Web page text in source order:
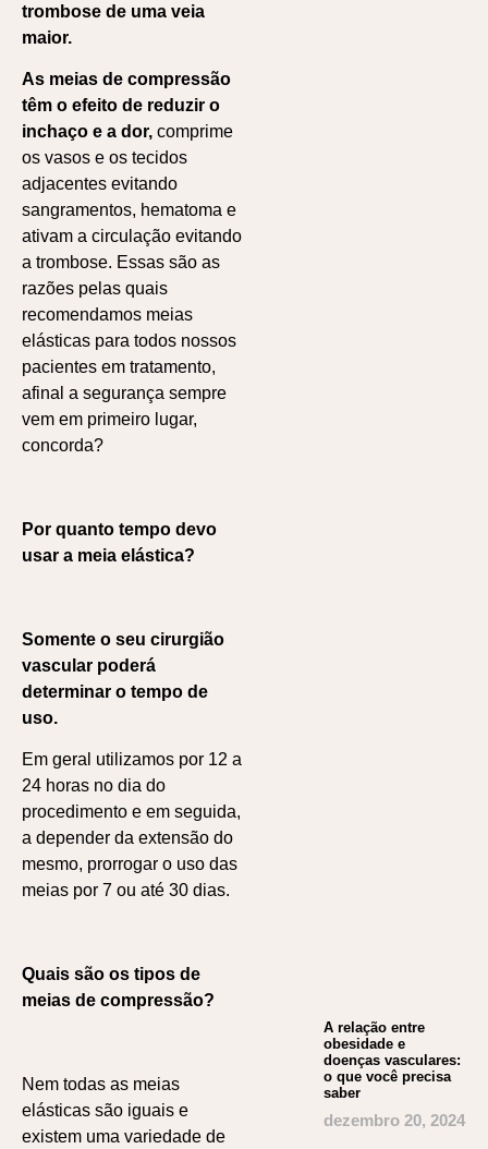
trombose de uma veia
maior.
As meias de compressão
têm o efeito de reduzir o
inchaço e a dor, comprime
os vasos e os tecidos
adjacentes evitando
sangramentos, hematoma e
ativam a circulação evitando
a trombose. Essas são as
razões pelas quais
recomendamos meias
elásticas para todos nossos
pacientes em tratamento,
afinal a segurança sempre
vem em primeiro lugar,
concorda?
Por quanto tempo devo
usar a meia elástica?
Somente o seu cirurgião
vascular poderá
determinar o tempo de
uso.
Em geral utilizamos por 12 a
24 horas no dia do
procedimento e em seguida,
a depender da extensão do
mesmo, prorrogar o uso das
meias por 7 ou até 30 dias.
Quais são os tipos de
meias de compressão?
Nem todas as meias
elásticas são iguais e
existem uma variedade de
A relação entre
obesidade e
doenças vasculares:
o que você precisa
saber
dezembro 20, 2024